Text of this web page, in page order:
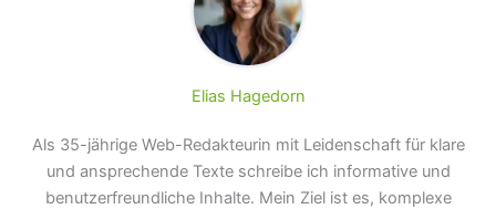
Elias Hagedorn
Als 35-jährige Web-Redakteurin mit Leidenschaft für klare
und ansprechende Texte schreibe ich informative und
benutzerfreundliche Inhalte. Mein Ziel ist es, komplexe